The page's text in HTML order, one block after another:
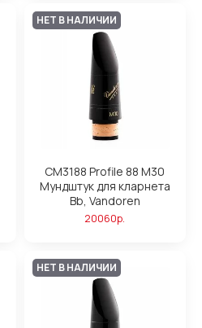
НЕТ В НАЛИЧИИ
CM3188 Profile 88 M30
Мундштук для кларнета
Bb, Vandoren
20060р.
НЕТ В НАЛИЧИИ